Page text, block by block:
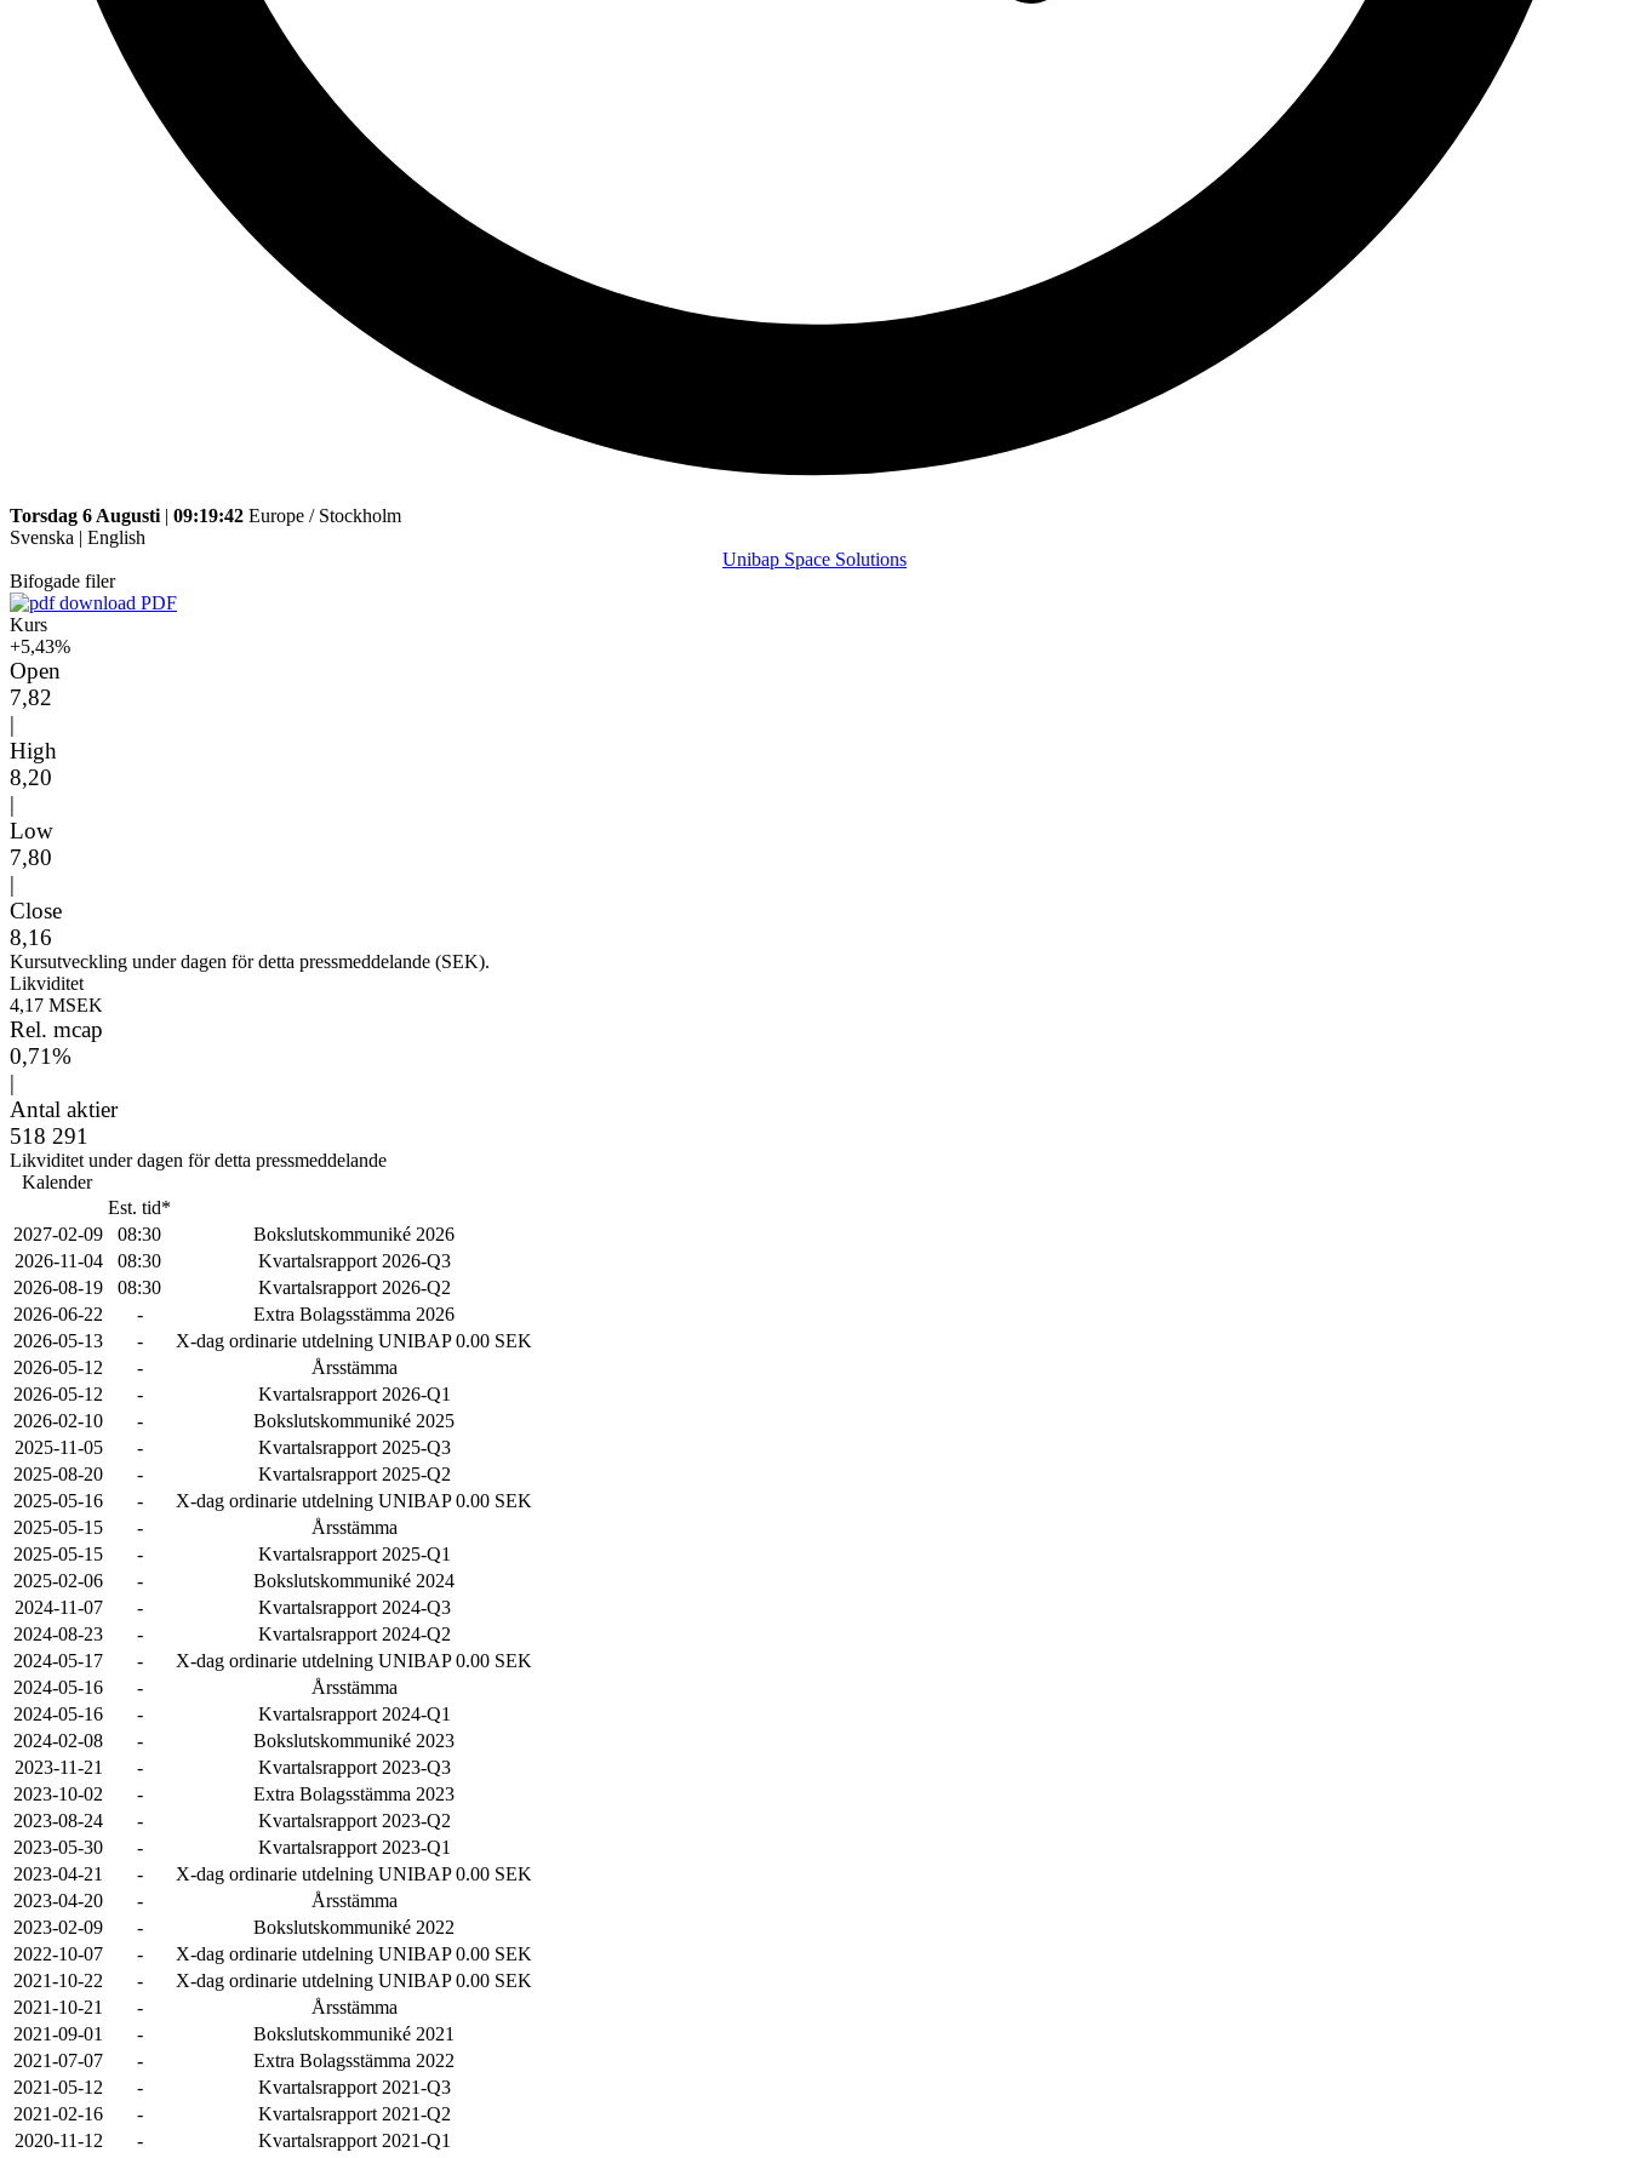
Torsdag 6 Augusti | 09:19:42 Europe / Stockholm
Svenska | English
Unibap Space Solutions
Bifogade filer
PDF
Kurs
+5,43%
Open
7,82
|
High
8,20
|
Low
7,80
|
Close
8,16
Kursutveckling under dagen för detta pressmeddelande (SEK).
Likviditet
4,17 MSEK
Rel. mcap
0,71%
|
Antal aktier
518 291
Likviditet under dagen för detta pressmeddelande
Kalender
Est. tid*
2027-02-09
08:30
Bokslutskommuniké 2026
2026-11-04
08:30
Kvartalsrapport 2026-Q3
2026-08-19
08:30
Kvartalsrapport 2026-Q2
2026-06-22
-
Extra Bolagsstämma 2026
2026-05-13
-
X-dag ordinarie utdelning UNIBAP 0.00 SEK
2026-05-12
-
Årsstämma
2026-05-12
-
Kvartalsrapport 2026-Q1
2026-02-10
-
Bokslutskommuniké 2025
2025-11-05
-
Kvartalsrapport 2025-Q3
2025-08-20
-
Kvartalsrapport 2025-Q2
2025-05-16
-
X-dag ordinarie utdelning UNIBAP 0.00 SEK
2025-05-15
-
Årsstämma
2025-05-15
-
Kvartalsrapport 2025-Q1
2025-02-06
-
Bokslutskommuniké 2024
2024-11-07
-
Kvartalsrapport 2024-Q3
2024-08-23
-
Kvartalsrapport 2024-Q2
2024-05-17
-
X-dag ordinarie utdelning UNIBAP 0.00 SEK
2024-05-16
-
Årsstämma
2024-05-16
-
Kvartalsrapport 2024-Q1
2024-02-08
-
Bokslutskommuniké 2023
2023-11-21
-
Kvartalsrapport 2023-Q3
2023-10-02
-
Extra Bolagsstämma 2023
2023-08-24
-
Kvartalsrapport 2023-Q2
2023-05-30
-
Kvartalsrapport 2023-Q1
2023-04-21
-
X-dag ordinarie utdelning UNIBAP 0.00 SEK
2023-04-20
-
Årsstämma
2023-02-09
-
Bokslutskommuniké 2022
2022-10-07
-
X-dag ordinarie utdelning UNIBAP 0.00 SEK
2021-10-22
-
X-dag ordinarie utdelning UNIBAP 0.00 SEK
2021-10-21
-
Årsstämma
2021-09-01
-
Bokslutskommuniké 2021
2021-07-07
-
Extra Bolagsstämma 2022
2021-05-12
-
Kvartalsrapport 2021-Q3
2021-02-16
-
Kvartalsrapport 2021-Q2
2020-11-12
-
Kvartalsrapport 2021-Q1